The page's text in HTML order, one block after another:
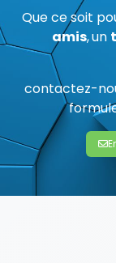
Que ce soit
amis,un
contactez-